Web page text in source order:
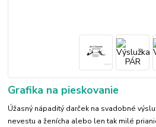
Grafika na pieskovanie
Úžasný nápaditý darček na svadobné
nevestu a ženícha alebo len tak milé